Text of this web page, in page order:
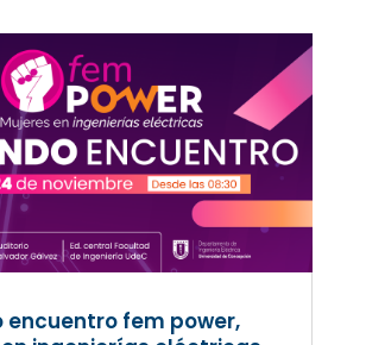
encuentro fem power,